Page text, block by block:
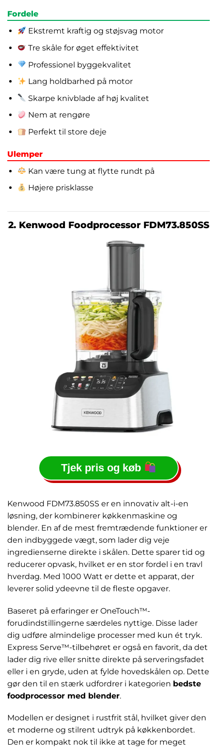
Fordele
Ekstremt kraftig og støjsvag motor
Tre skåle for øget effektivitet
Professionel byggekvalitet
Lang holdbarhed på motor
Skarpe knivblade af høj kvalitet
Nem at rengøre
Perfekt til store deje
Ulemper
Kan være tung at flytte rundt på
Højere prisklasse
2. Kenwood Foodprocessor FDM73.850SS
Tjek pris og køb
Kenwood FDM73.850SS er en innovativ alt-i-en
løsning, der kombinerer køkkenmaskine og
blender. En af de mest fremtrædende funktioner er
den indbyggede vægt, som lader dig veje
ingredienserne direkte i skålen. Dette sparer tid og
reducerer opvask, hvilket er en stor fordel i en travl
hverdag. Med 1000 Watt er dette et apparat, der
leverer solid ydeevne til de fleste opgaver.
Baseret på erfaringer er OneTouch™-
forudindstillingerne særdeles nyttige. Disse lader
dig udføre almindelige processer med kun ét tryk.
Express Serve™-tilbehøret er også en favorit, da det
lader dig rive eller snitte direkte på serveringsfadet
eller i en gryde, uden at fylde hovedskålen op. Dette
gør den til en stærk udfordrer i kategorien bedste
foodprocessor med blender.
Modellen er designet i rustfrit stål, hvilket giver den
et moderne og stilrent udtryk på køkkenbordet.
Den er kompakt nok til ikke at tage for meget